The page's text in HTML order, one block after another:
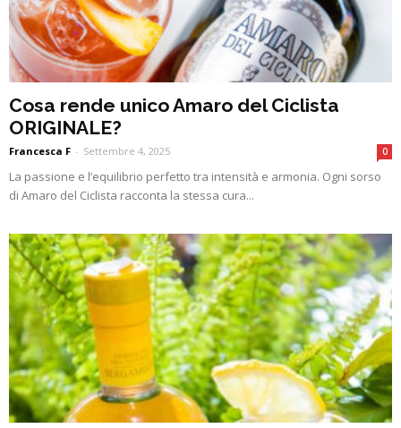
Cosa rende unico Amaro del Ciclista
ORIGINALE?
Francesca F - Settembre 4, 2025 0
La passione e l’equilibrio perfetto tra intensità e armonia. Ogni sorso
di Amaro del Ciclista racconta la stessa cura...